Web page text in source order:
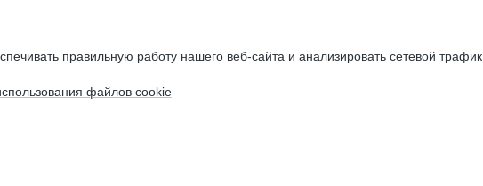
правильную работу нашего веб-сайта и анализировать сетевой трафик.
файлов cookie